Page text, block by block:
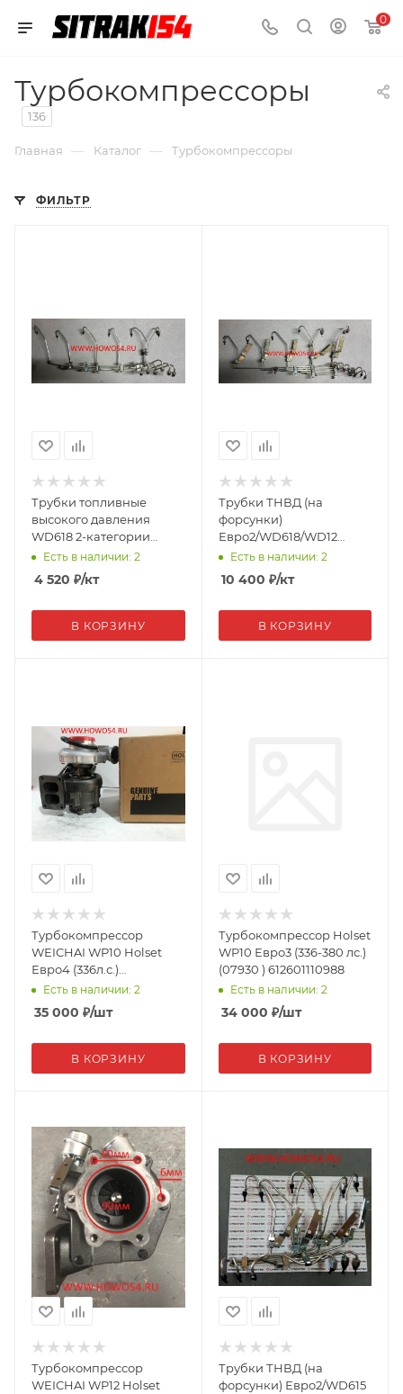
0
Турбокомпрессоры
136
Главная — Каталог — Турбокомпрессоры
ФИЛЬТР
Трубки топливные
высокого давления
WD618 2-категории
612600081310/61800080054
Есть в наличии: 2
4 520 ₽/кт
В КОРЗИНУ
Трубки ТНВД (на
форсунки)
Евро2/WD618/WD12
(комплект) 61800080054
Креатек CK8439
Есть в наличии: 2
10 400 ₽/кт
В КОРЗИНУ
Турбокомпрессор
WEICHAI WP10 Holset
Евро4 (336л.с.)
612601111012(A) (5470509)
Есть в наличии: 2
35 000 ₽/шт
В КОРЗИНУ
Турбокомпрессор Holset
WP10 Евро3 (336-380 лс.)
(07930 ) 612601110988
Есть в наличии: 2
34 000 ₽/шт
В КОРЗИНУ
Турбокомпрессор
WEICHAI WP12 Holset
Трубки ТНВД (на
форсунки) Евро2/WD615